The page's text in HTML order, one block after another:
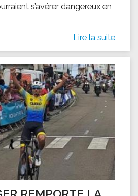
s’avérer dangereux en
Lire la suite